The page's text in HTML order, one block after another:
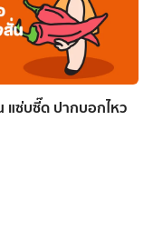
แซ่บซี๊ด ปากบอกไหว